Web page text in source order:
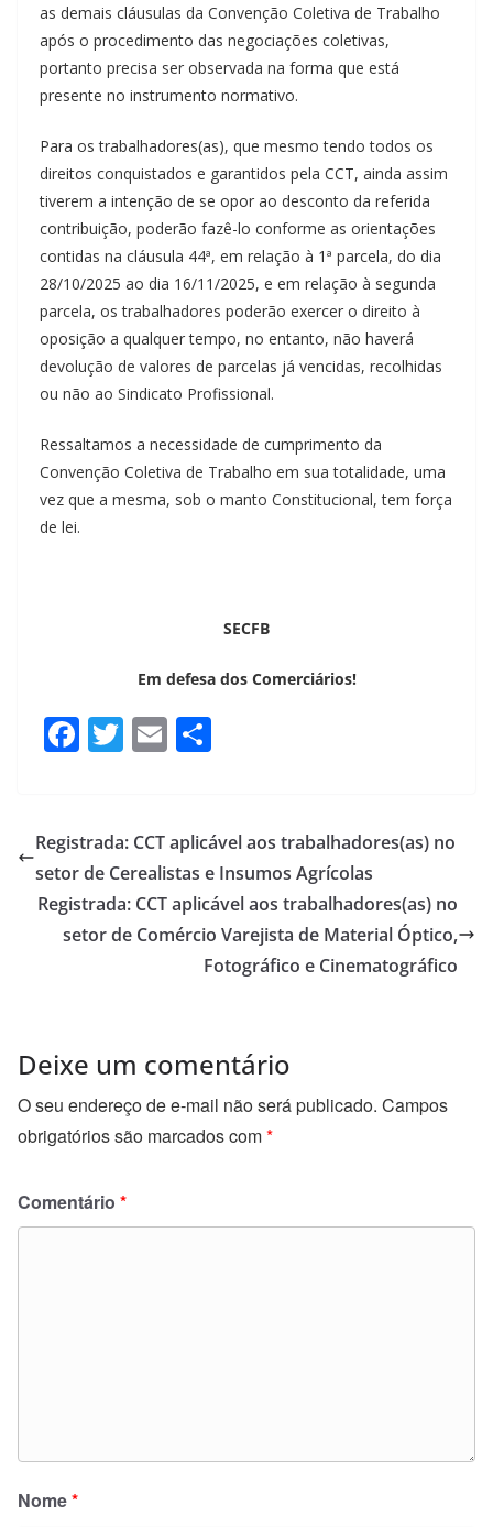
as demais cláusulas da Convenção Coletiva de Trabalho
após o procedimento das negociações coletivas,
portanto precisa ser observada na forma que está
presente no instrumento normativo.
Para os trabalhadores(as), que mesmo tendo todos os
direitos conquistados e garantidos pela CCT, ainda assim
tiverem a intenção de se opor ao desconto da referida
contribuição, poderão fazê-lo conforme as orientações
contidas na cláusula 44ª, em relação à 1ª parcela, do dia
28/10/2025 ao dia 16/11/2025, e em relação à segunda
parcela, os trabalhadores poderão exercer o direito à
oposição a qualquer tempo, no entanto, não haverá
devolução de valores de parcelas já vencidas, recolhidas
ou não ao Sindicato Profissional.
Ressaltamos a necessidade de cumprimento da
Convenção Coletiva de Trabalho em sua totalidade, uma
vez que a mesma, sob o manto Constitucional, tem força
de lei.
SECFB
Em defesa dos Comerciários!
F
a
e
b
o
o
T
wi
er
E
m
e
Registrada: CCT aplicável aos trabalhadores(as) no
setor de Cerealistas e Insumos Agrícolas
Registrada: CCT aplicável aos trabalhadores(as) no
setor de Comércio Varejista de Material Óptico,
Fotográfico e Cinematográfico
Deixe um comentário
O seu endereço de e-mail não será publicado. Campos
obrigatórios são marcados com*
Comentário *
Nome*